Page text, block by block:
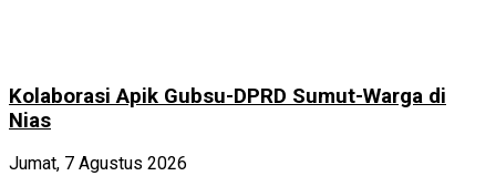
Kolaborasi Apik Gubsu-DPRD Sumut-Warga di
Nias
Jumat, 7 Agustus 2026